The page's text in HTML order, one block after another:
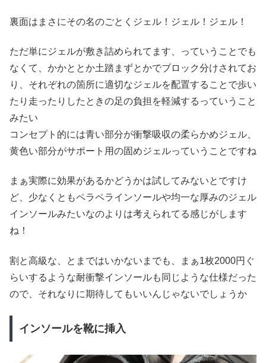
裏面はまさにその名のごとくジェル！ジェル！ジェル！
ただ単にジェルが敷き詰められてます、っていうことでも
なくて、かかととか土踏まずとかでブロック分けされてお
り、それぞれの箇所に適切なジェルを配置することで歩い
たり走ったりしたときの足の負担を軽減するっていうこと
みたい
コンセプト的には青い部分が衝撃吸収の柔らかめジェル、
黄色い部分がサポート用の固めジェルっていうことですね
まぁ実際に効果があるかどうかは試してみないとですけ
ど、少なくともペラペラインソールや均一な厚みのジェル
インソールみたいなのよりは考えられてる感じがします
ね！
割と高級な、とまではいかないまでも、まぁ1枚2000円ぐ
らいするような耐衝撃インソールも同じような仕様だった
ので、それなりに期待してもいいんじゃないでしょうか
インソールを靴に挿入